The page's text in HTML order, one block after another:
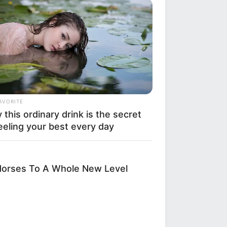
και προκάλεσε
(Βίντεο ντοκουμέντο)
στοNewstok.gr.
this ordinary drink is the secret
your best every day
To A Whole New Level